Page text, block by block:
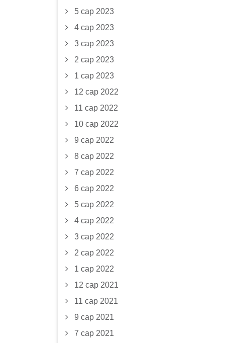
5 сар 2023
4 сар 2023
3 сар 2023
2 сар 2023
1 сар 2023
12 сар 2022
11 сар 2022
10 сар 2022
9 сар 2022
8 сар 2022
7 сар 2022
6 сар 2022
5 сар 2022
4 сар 2022
3 сар 2022
2 сар 2022
1 сар 2022
12 сар 2021
11 сар 2021
9 сар 2021
7 сар 2021